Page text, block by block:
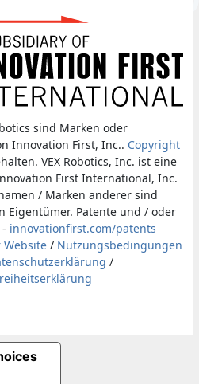
sind Marken oder
Innovation First, Inc.. Copyright
VEX Robotics, Inc. ist eine
First International, Inc.
/ Marken anderer sind
Eigentümer. Patente und / oder
innovationfirst.com/patents
/ Nutzungsbedingungen
/